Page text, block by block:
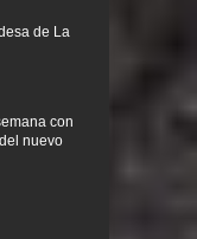
de La
con
nuevo